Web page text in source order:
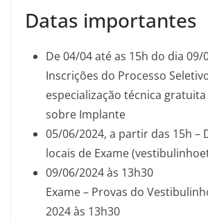
Datas importantes
De 04/04 até as 15h do dia 09/
Inscrições do Processo
especialização técnica
sobre Implante
05/06/2024, a partir das 15h –
locais de Exame
09/06/2024 às 13h30
Exame – Provas do
2024 às 13h30